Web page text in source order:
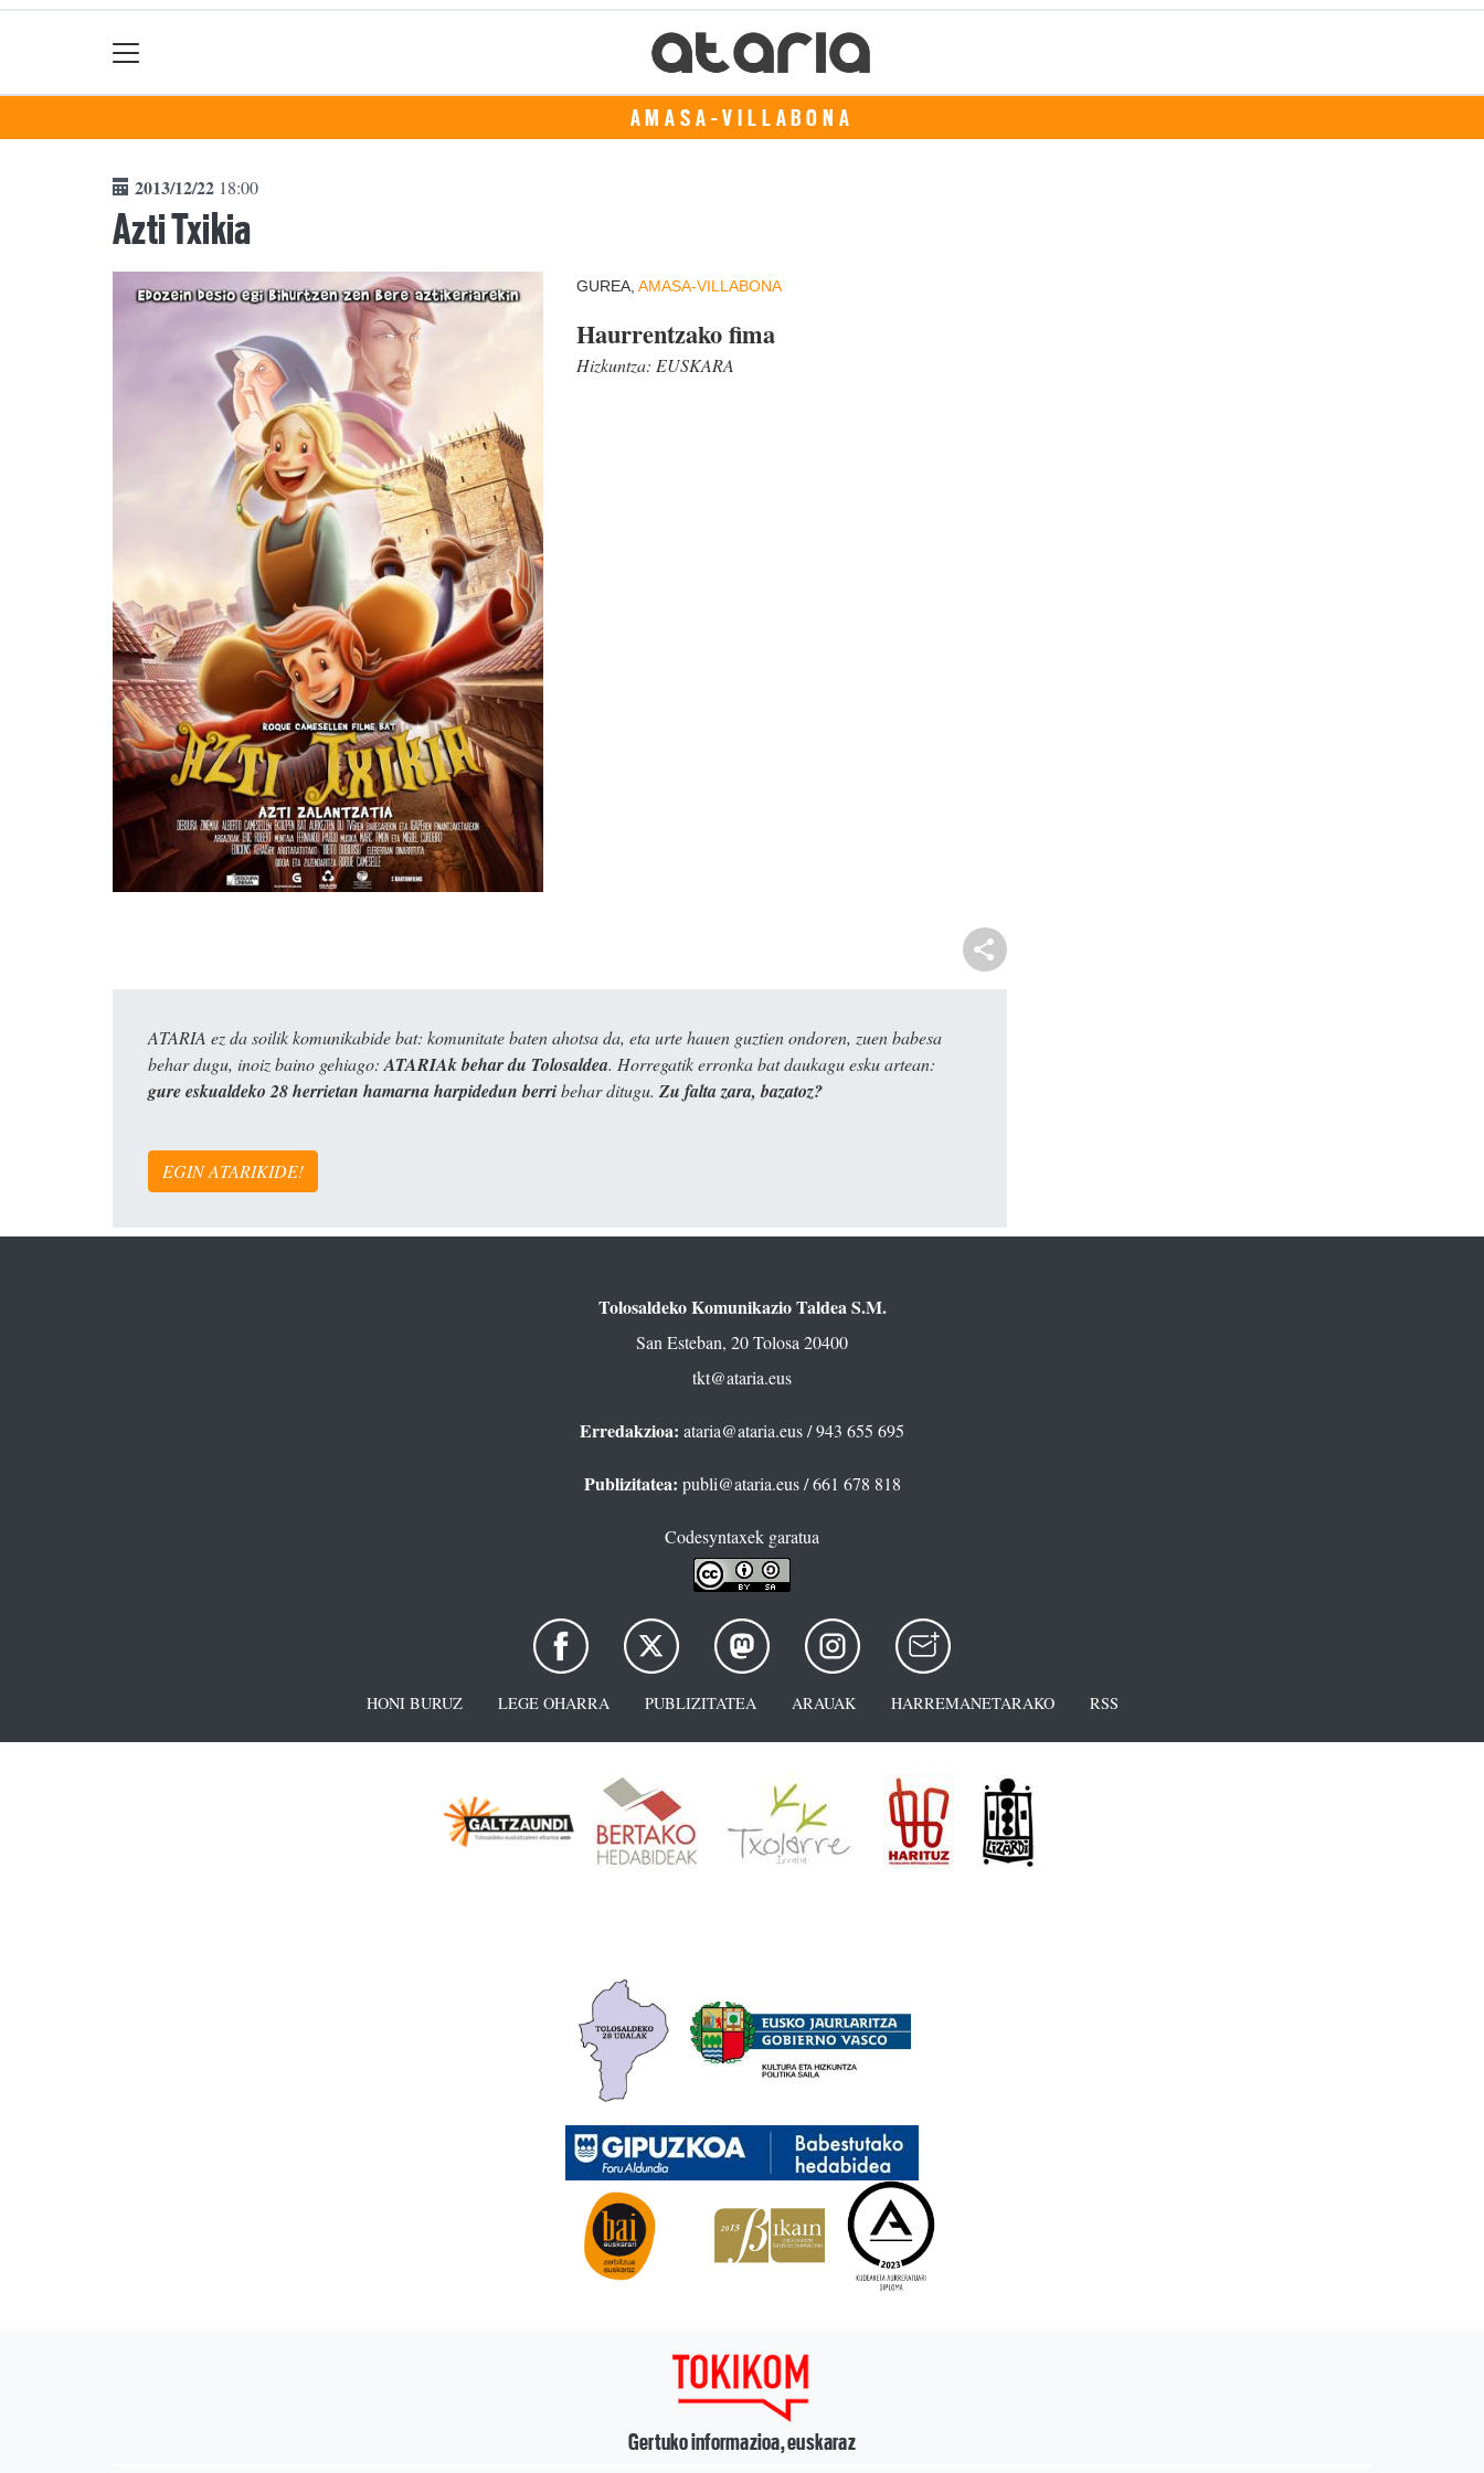
AMASA-VILLABONA
2013/12/22 18:00
Azti Txikia
GUREA, AMASA-VILLABONA
Haurrentzako fima
Hizkuntza: EUSKARA
ATARIA ez da soilik komunikabide bat: komunitate baten ahotsa da, eta urte hauen guztien ondoren, zuen babesa
behar dugu, inoiz baino gehiago: ATARIAk behar du Tolosaldea. Horregatik erronka bat daukagu esku artean:
gure eskualdeko 28 herrietan hamarna harpidedun berribehar ditugu. Zu falta zara, bazatoz?
EGIN ATARIKIDE!
Tolosaldeko Komunikazio Taldea S.M.
San Esteban, 20 Tolosa 20400
tkt@ataria.eus
Erredakzioa: ataria@ataria.eus/ 943 655 695
Publizitatea: publi@ataria.eus/ 661 678 818
Codesyntaxek garatua
HONI BURUZ LEGE OHARRA PUBLIZITATEA ARAUAK HARREMANETARAKO RSS
Gertuko informazioa, euskaraz